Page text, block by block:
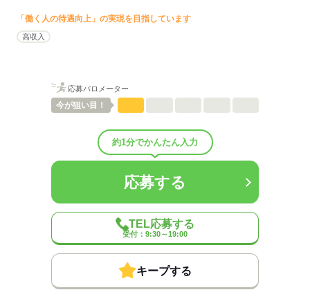
◆定期健康診断
◆予防接種補助金制度
◆車通勤可
◆バイク通勤可
◆給与前払い制度あり（稼働分・規定あり）
◆定年制度あり：65歳（再雇用制度あり／70歳まで勤務可能）
実際に勤務した分の給与を、給料日前に受け取ることができる制度
※未勤務分の給与を受け取る前借り制度ではありません。
※利用条件の詳細は社内規定によります。
【契約期間・試用期間】
契約期間：期間の定め無し
※雇用形態・給与は同条件
「働く人の待遇向上」の実現を目指しています
高収入
応募バロメーター
今が狙い目！
約1分でかんたん入力
応募する
TEL応募する
受付：9:30～19:00
キープする